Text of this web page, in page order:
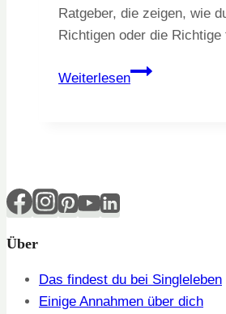
Ratgeber, die zeigen, wie
Richtigen oder die
Weiterlesen
Singleleben
Über
Das findest du bei Singleleben
Einige Annahmen über dich